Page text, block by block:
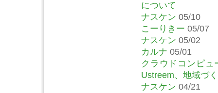
について
ナスケン 05/10
こーりきー 05/07
ナスケン 05/02
カルナ 05/01
クラウドコンピュ
Ustreem、地域づ
ナスケン 04/21